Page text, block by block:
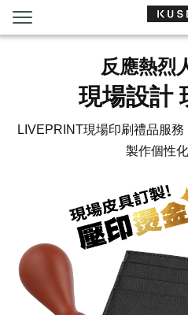
反應熱烈
現場設計
LIVEPRINT現場印刷禮品服
製作個性化